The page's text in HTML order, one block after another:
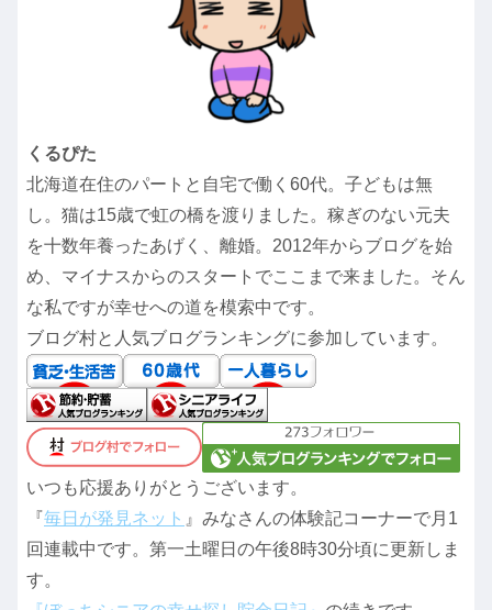
くるぴた
北海道在住のパートと自宅で働く60代。子どもは無
し。猫は15歳で虹の橋を渡りました。稼ぎのない元夫
を十数年養ったあげく、離婚。2012年からブログを始
め、マイナスからのスタートでここまで来ました。そん
な私ですが幸せへの道を模索中です。
ブログ村と人気ブログランキングに参加しています。
いつも応援ありがとうございます。
『毎日が発見ネット 』みなさんの体験記コーナーで月1
回連載中です。第一土曜日の午後8時30分頃に更新しま
す。